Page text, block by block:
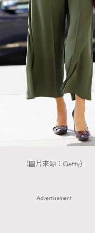
（圖片來源：Getty）
Advertisement